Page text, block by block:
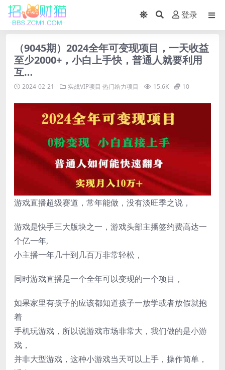
登录
（9045期）2024全年可变现项目，一天收益
至少2000+，小白上手快，普通人就要利用
互…
2024-02-21 实战VIP项目 热门给力项目 15.6K 10
游戏直播超级赛道，常年能做，没有淡旺季之说，
游戏是快手三大版块之一，游戏头部主播签约费高达一
个亿一年,
小主播一年几十到几百万非常轻松，
同时游戏直播是一个全年可以变现的一个项目，
如果家里有孩子的应该都知道孩子一放学或者放假就抱
着
手机玩游戏，所以说游戏市场非常大，我们做的是小游
戏，
并非大型游戏，这种小游戏当天可以上手，操作简单，